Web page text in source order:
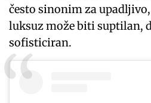
često sinonim za
luksuz može biti suptilan,
sofisticiran.